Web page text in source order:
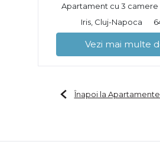
Apartament cu 3 camere
Iris, Cluj-Napoca
Vezi mai multe
Înapoi la